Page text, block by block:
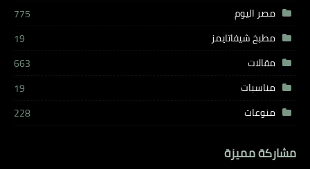
مصر اليوم
775
مطبخ شيفاتايمز
19
مقالات
663
مناسبات
19
منوعات
228
مشاركة مميزة